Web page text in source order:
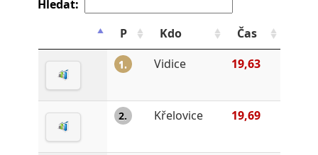
Hledat:
P
Kdo Čas
1. Vidice 19,63
2. Křelovice 19,69